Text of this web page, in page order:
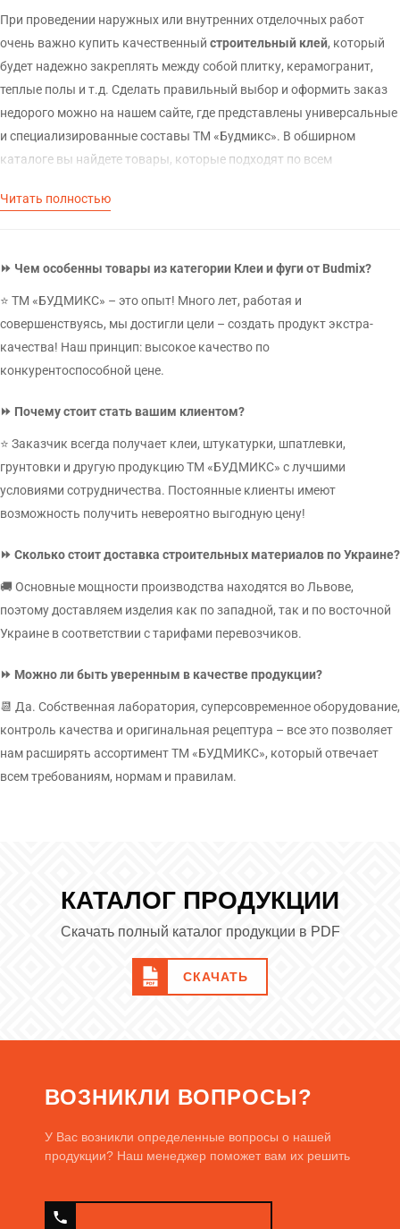
При проведении наружных или внутренних отделочных работ
очень важно купить качественный строительный клей, который
будет надежно закреплять между собой плитку, керамогранит,
теплые полы и т.д. Сделать правильный выбор и оформить заказ
недорого можно на нашем сайте, где представлены универсальные
и специализированные составы ТМ «Будмикс». В обширном
каталоге вы найдете товары, которые подходят по всем
затирки для плиточных швов;
клеи для газо-, керамо- и пеноблоков;
квартире, в офисе или в другом помещении с минимальными
затратами времени и денежных средств.
обеспечение фиксации различных элементов на пол или на стены,
в том числе часто требуется закрепить тяжелые детали.
строительный отлично справляется с этой задачей, по крайней
мере, если использовать смесь нашей торговой марки. В
зависимости от сферы применения можно подобрать
натурального и декоративного камня, мозаики;
ДСП и гипсокартона;
Виды строительного клея
Клеевые смеси могут быть:
Полимерные или акриловые.
С растворителем и без.
Для наружных и для внутренних работ.
Основные характеристики
Для клиентов, которые подбирают
клей строительный, цена
является важным, но не единственным критерием. Чтобы сделать
объем упаковки;
Читать полностью
⏩ Чем особенны товары из категории Клеи и фуги от Budmix?
⭐ ТМ «БУДМИКС» – это опыт! Много лет, работая и
совершенствуясь, мы достигли цели – создать продукт экстра-
качества! Наш принцип: высокое качество по
конкурентоспособной цене.
⏩ Почему стоит стать вашим клиентом?
⭐ Заказчик всегда получает клеи, штукатурки, шпатлевки,
грунтовки и другую продукцию ТМ «БУДМИКС» с лучшими
условиями сотрудничества. Постоянные клиенты имеют
возможность получить невероятно выгодную цену!
⏩ Сколько стоит доставка строительных материалов по Украине?
🚚 Основные мощности производства находятся во Львове,
поэтому доставляем изделия как по западной, так и по восточной
Украине в соответствии с тарифами перевозчиков.
⏩ Можно ли быть уверенным в качестве продукции?
📆 Да. Собственная лаборатория, суперсовременное оборудование,
контроль качества и оригинальная рецептура – ​​все это позволяет
нам расширять ассортимент ТМ «БУДМИКС», который отвечает
всем требованиям, нормам и правилам.
КАТАЛОГ ПРОДУКЦИИ
Скачать полный каталог продукции в PDF
СКАЧАТЬ
ВОЗНИКЛИ ВОПРОСЫ?
У Вас возникли определенные вопросы о нашей
продукции? Наш менеджер поможет вам их решить